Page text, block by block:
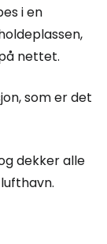
i en
nettet.
som er det
dekker alle